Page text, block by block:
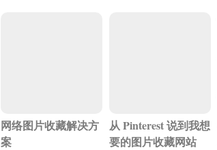
网络图片收藏解决方
案
从 Pinterest 说到我想
要的图片收藏网站